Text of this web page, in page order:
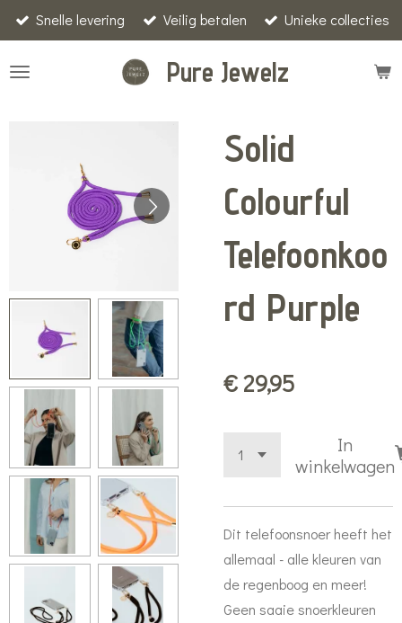
Ga
direct
naar
Pure Jewelz
Snelle levering Veilig betalen Unieke collecties
Solid
Colourful
Telefoonkoo
rd Purple
€ 29,95
In
winkelwagen
Dit telefoonsnoer heeft het
allemaal - alle kleuren van
de regenboog en meer!
Geen saaie snoerkleuren